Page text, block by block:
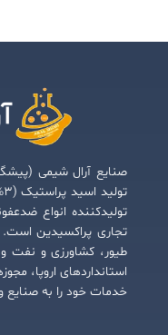
تولیدکننده انواع
تجاری پراکسیدین
طیور، کشاورزی و نفت و
استانداردهای اروپا،
خدمات خود را به صنایع